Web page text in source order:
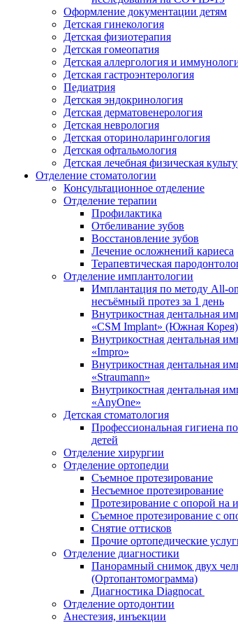
Оформление документации детям
Детская гинекология
Детская физиотерапия
Детская гомеопатия
Детская аллергология и
Детская гастроэнтерология
Педиатрия
Детская эндокринология
Детская дерматовенерология
Детская неврология
Детская оториноларингология
Детская офтальмология
Детская лечебная физическая
Отделение стоматологии
Консультационное отделение
Отделение терапии
Профилактика
Отбеливание зубов
Восстановление зубов
Лечение осложнений кариеса
Терапевтическая
Отделение имплантологии
Имплантация по методу All-
несъёмный протез за 1 день
Внутрикостная дентальная
«CSM Implant» (Южная Корея)
Внутрикостная дентальная
«Impro»
Внутрикостная дентальная
«Straumann»
Внутрикостная дентальная
«AnyOne»
Детская стоматология
Профессиональная гигиена
детей
Отделение хирургии
Отделение ортопедии
Съемное протезирование
Несъемное протезирование
Протезирование с опорой на
Съемное протезирование с
Снятие оттисков
Прочие ортопедические
Отделение диагностики
Панорамный снимок двух
(Ортопантомограмма)
Диагностика Diagnocat
Отделение ортодонтии
Анестезия, инъекции